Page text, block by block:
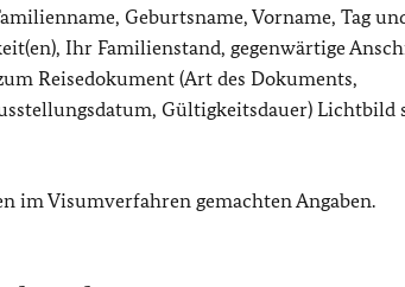
Geburtsname, Vorname, Tag
Ihr Familienstand, gegenwärtige
Reisedokument (Art des Dokuments,
Gültigkeitsdauer) Lichtbild
im Visumverfahren gemachten Angaben.